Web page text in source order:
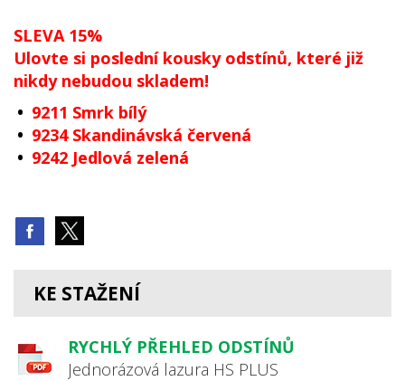
SLEVA 15%
Ulovte si poslední kousky odstínů, které již
nikdy nebudou skladem!
9211 Smrk bílý
9234 Skandinávská červená
9242 Jedlová zelená
KE STAŽENÍ
RYCHLÝ PŘEHLED ODSTÍNŮ
Jednorázová lazura HS PLUS